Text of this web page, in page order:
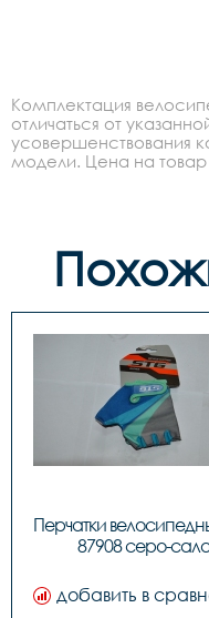
Комплектация
отличаться от
усовершенствования
модели. Цена на товар
Перчатки
87908 серо-
добавить в